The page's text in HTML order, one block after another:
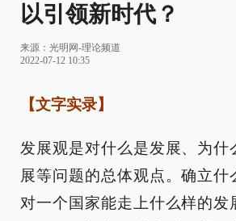
以引领新时代？
来源： 光明网-理论频道
2022-07-12 10:35
【文字实录】
发展观是对什么是发展、为什
展等问题的总体观点。确立什
对一个国家能走上什么样的发